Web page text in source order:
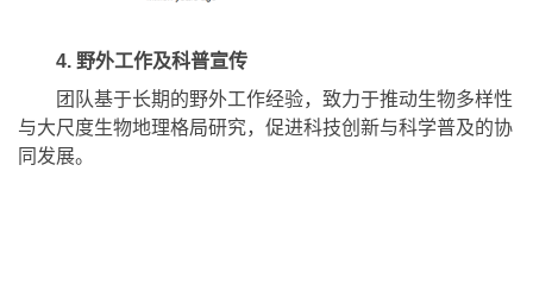
4. 野外工作及科普宣传
团队基于长期的野外工作经验，致力于推动生物多样性
与大尺度生物地理格局研究，促进科技创新与科学普及的协
同发展。